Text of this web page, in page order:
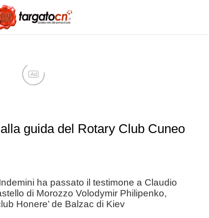
Ad
guida del Rotary Club Cuneo
ha passato il testimone a Claudio
di Morozzo Volodymir Philipenko,
Honere’ de Balzac di Kiev